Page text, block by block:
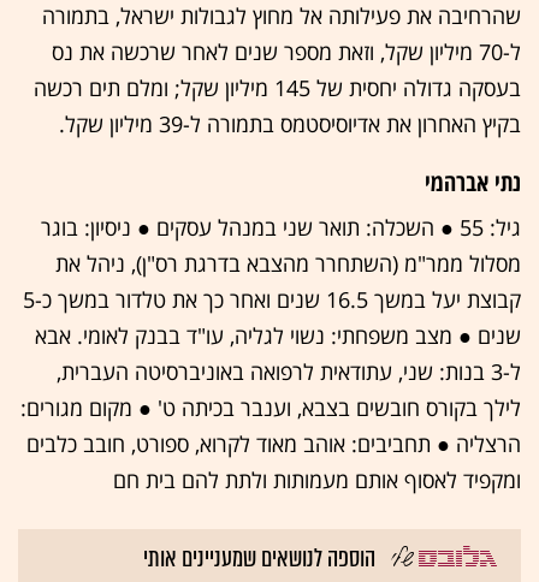
שהרחיבה את פעילותה אל מחוץ לגבולות ישראל, בתמורה
ל-70 מיליון שקל, וזאת מספר שנים לאחר שרכשה את נס
בעסקה גדולה יחסית של 145 מיליון שקל; ומלם תים רכשה
בקיץ האחרון את אדיוסיסטמס בתמורה ל-39 מיליון שקל.
נתי אברהמי
גיל: 55 ● השכלה: תואר שני במנהל עסקים ● ניסיון: בוגר
מסלול ממר"מ (השתחרר מהצבא בדרגת רס"ן), ניהל את
קבוצת יעל במשך 16.5 שנים ואחר כך את טלדור במשך כ-5
שנים ● מצב משפחתי: נשוי לגליה, עו"ד בבנק לאומי. אבא
ל-3 בנות: שני, עתודאית לרפואה באוניברסיטה העברית,
לילך בקורס חובשים בצבא, וענבר בכיתה ט' ● מקום מגורים:
הרצליה ● תחביבים: אוהב מאוד לקרוא, ספורט, חובב כלבים
ומקפיד לאסוף אותם מעמותות ולתת להם בית חם
הוספה לנושאים שמעניינים אותי